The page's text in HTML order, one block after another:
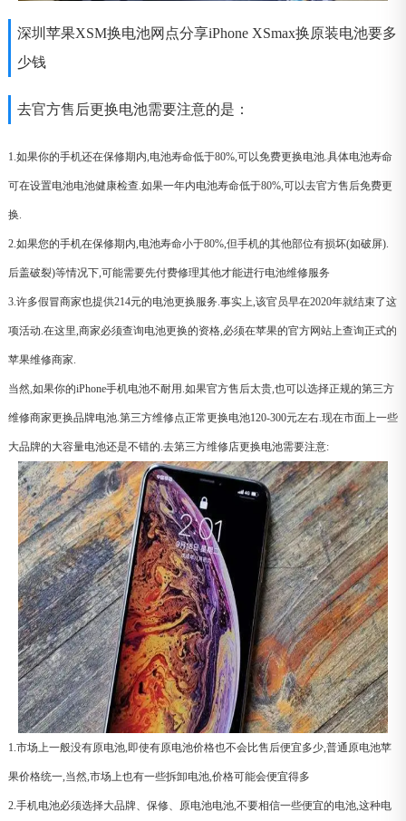
深圳苹果XSM换电池网点分享iPhone XSmax换原装电池要多
少钱
去官方售后更换电池需要注意的是：
1.如果你的手机还在保修期内,电池寿命低于80%,可以免费更换电池.具体电池寿命
可在设置电池电池健康检查.如果一年内电池寿命低于80%,可以去官方售后免费更
换.
2.如果您的手机在保修期内,电池寿命小于80%,但手机的其他部位有损坏(如破屏).
后盖破裂)等情况下,可能需要先付费修理其他才能进行电池维修服务
3.许多假冒商家也提供214元的电池更换服务.事实上,该官员早在2020年就结束了这
项活动.在这里,商家必须查询电池更换的资格,必须在苹果的官方网站上查询正式的
苹果维修商家.
当然,如果你的iPhone手机电池不耐用.如果官方售后太贵,也可以选择正规的第三方
维修商家更换品牌电池.第三方维修点正常更换电池120-300元左右.现在市面上一些
大品牌的大容量电池还是不错的.去第三方维修店更换电池需要注意:
1.市场上一般没有原电池,即使有原电池价格也不会比售后便宜多少,普通原电池苹
果价格统一,当然,市场上也有一些拆卸电池,价格可能会便宜得多
2.手机电池必须选择大品牌、保修、原电池电池,不要相信一些便宜的电池,这种电